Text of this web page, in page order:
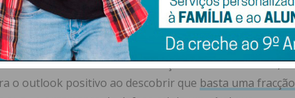
tem valorizado imenso em bolsa, feliz resultado da
da Organização do Tratado do Atlântico Norte
os investidores ao peitar a Rússia sem esquecer a
de fronteira com a aliança militar. Mark Rutte, o
o outlook positivo ao descobrir que basta uma fracção